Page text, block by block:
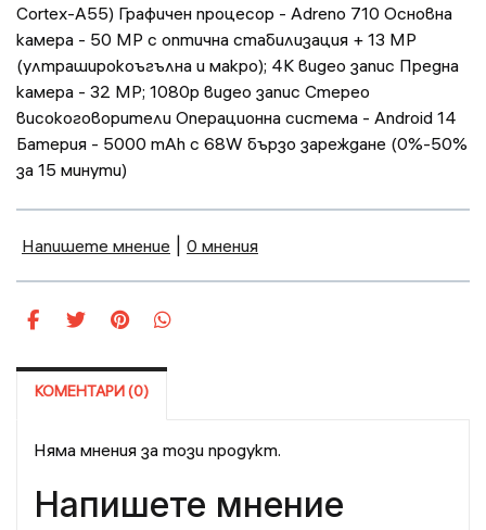
Cortex-A55) Графичен процесор - Adreno 710 Основна
камера - 50 MP с оптична стабилизация + 13 MP
(ултраширокоъгълна и макро); 4K видео запис Предна
камера - 32 MP; 1080p видео запис Стерео
високоговорители Операционна система - Android 14
Батерия - 5000 mAh с 68W бързо зареждане (0%-50%
за 15 минути)
Напишете мнение 0 мнения
КОМЕНТАРИ (0)
Няма мнения за този продукт.
Напишете мнение